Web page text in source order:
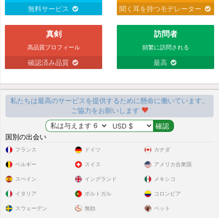
無料サービス 聞く耳を持つモデレーター
真剣
高品質プロフィール
確認済み品質
訪問者
頻繁に訪問される
最高
私たちは最高のサービスを提供するために懸命に働いています。
ご協力をお願いします
国別の出会い
フランス
ベルギー
スペイン
イタリア
スウェーデン
ドイツ
スイス
イングランド
ポルトガル
無効
カナダ
アメリカ合衆国
メキシコ
コロンビア
ペット